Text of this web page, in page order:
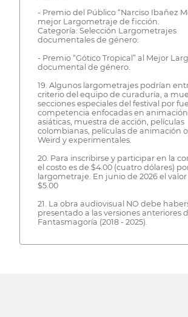
- Premio del Público “Narciso Ibañez
mejor Largometraje de ficción.
Categoría: Selección Largometrajes
documentales de género:
- Premio “Gótico Tropical” al Mejor
documental de género.
19. Algunos largometrajes podrían
criterio del equipo de curaduría, a
secciones especiales del festival por
competencia enfocadas en
asiáticas, muestra de acción, películas
colombianas, películas de animación
Weird y experimentales.
20. Para inscribirse y participar en la
el costo es de $4.00 (cuatro dólares)
largometraje. En junio de 2026 el
$5.00
21. La obra audiovisual NO debe
presentado a las versiones anteriores
Fantasmagoría (2018 - 2025).